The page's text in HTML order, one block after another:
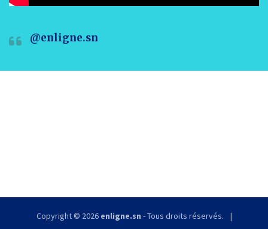
@enligne.sn
Copyright © 2026 enligne.sn - Tous droits réservés.